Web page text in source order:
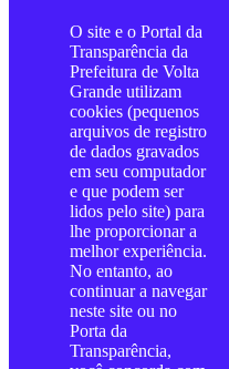
O site e o Portal da
Transparência da
Prefeitura de Volta
Grande utilizam
cookies (pequenos
arquivos de registro
de dados gravados
em seu computador
e que podem ser
lidos pelo site) para
lhe proporcionar a
melhor experiência.
No entanto, ao
continuar a navegar
neste site ou no
Porta da
Transparência,